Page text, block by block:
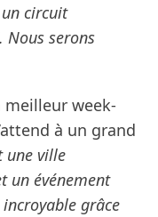
un circuit
Nous serons
meilleur week-
à un grand
une ville
un événement
grâce